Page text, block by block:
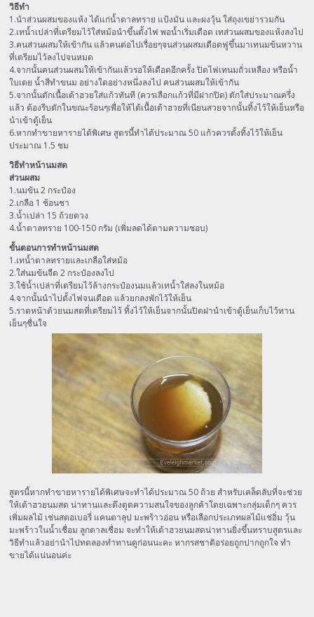
วิธีทำ
1.นำส่วนผสมของแห้ง ได้แก่น้ำตาลทราย แป้งมัน และผงวุ้น ใส่ถุงเขย่ารวมกัน
2.เทน้ำเปล่าที่เตรียมไว้ใส่หม้อนำขึ้นตั้งไฟ พอน้ำเริ่มเดือด เทส่วนผสมของแห้งลงไป
3.คนส่วนผสมให้เข้ากัน แล้วคนต่อไปเรื่อยๆจนส่วนผสมเดือดฟูขึ้นมาเทนมข้นหวาน
ที่เตรียมไว้ลงไปจนหมด
4.จากนั้นคนส่วนผสมให้เข้ากันแล้วรอให้เดือดอีกครั้ง ปิดไฟเทนมถั่วเหลือง หรือน้ำ
ใบเตย น้ำสีทำขนม อย่างใดอย่างหนึ่งลงไป คนส่วนผสมให้เข้ากัน
5.จากนั้นตักเนื้อเต้าฮวยใส่แก้วทันที (ควรเลือกแก้วที่มีฝากปิด) ตักใส่ประมาณครึ่ง
แล้ว ต้องรีบตักในขณะร้อนๆเพื่อให้ได้เนื้อเต้าฮวยที่เนียนสวยจากนั้นทิ้งไว้ให้เย็นหรือ
นำเข้าตู้เย็น
6.หากทำขายหารายได้พิเศษ สูตรนี้ทำได้ประมาณ 50 แก้วควรตั้งทิ้งไว้ให้เย็น
ประมาณ 1.5 ชม
วิธีทำหน้านมสด
ส่วนผสม
1.นมข้น 2 กระป๋อง
2.เกลือ 1 ช้อนชา
3.น้ำเปล่า 15 ถ้วยตวง
4.น้ำตาลทราย 100-150 กรัม (เพิ่มลดได้ตามความชอบ)
ขั้นตอนการทำหน้านมสด
1.เทน้ำตาลทรายและเกลือใส่หม้อ
2.ใส่นมข้นจืด 2 กระป๋องลงไป
3.ใช้น้ำเปล่าที่เตรียมไว้ล้างกระป๋องนมแล้วเทน้ำใส่ลงในหม้อ
4.จากนั้นนำไปตั้งไฟจนเดือด แล้วยกลงพักไว้ให้เย็น
5.ราดหน้าด้วยนมสดที่เตรียมไว้ ทิ้งไว้ให้เย็นจากนั้นปิดฝานำเข้าตู้เย็นเก็บไว้ทาน
เย็นๆชื่นใจ
สูตรนี้หากทำขายหารายได้พิเศษจะทำได้ประมาณ 50 ถ้วย สำหรับเคล็ดลับที่จะช่วย
ให้เต้าฮวยนมสด น่าทานและดึงดูดความสนใจของลูกค้าโดยเฉพาะกลุ่มเด็กๆ ควร
เพิ่มผลไม้ เช่นสตอเบอรี่ แคนตาลุป มะพร้าวอ่อน หรือเลือกประเภทผลไม้แช่อิ่ม วุ้น
มะพร้าวในน้ำเชื่อม ลูกตาลเชื่อม จะทำให้เต้าฮวยนมสดน่าทานยิ่งขึ้นทราบสูตรและ
วิธีทำแล้วอย่านำไปทดลองทำทานดูก่อนนะคะ หากรสชาติอร่อยถูกปากถูกใจ ทำ
ขายได้แน่นอนค่ะ